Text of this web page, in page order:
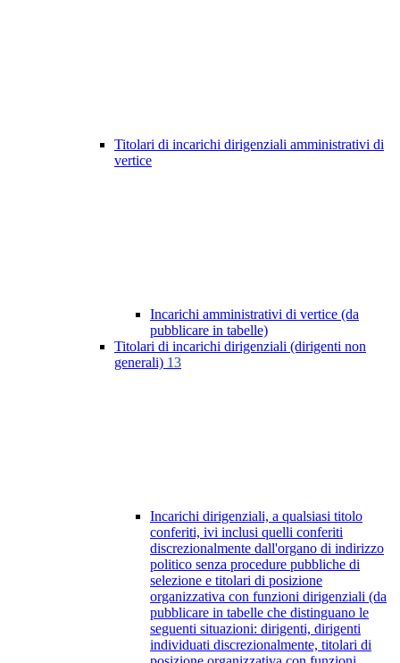
Titolari di incarichi dirigenziali amministrativi di
vertice
Incarichi amministrativi di vertice (da
pubblicare in tabelle)
Titolari di incarichi dirigenziali (dirigenti non
generali) 13
Incarichi dirigenziali, a qualsiasi titolo
conferiti, ivi inclusi quelli conferiti
discrezionalmente dall'organo di indirizzo
politico senza procedure pubbliche di
selezione e titolari di posizione
organizzativa con funzioni dirigenziali (da
pubblicare in tabelle che distinguano le
seguenti situazioni: dirigenti, dirigenti
individuati discrezionalmente, titolari di